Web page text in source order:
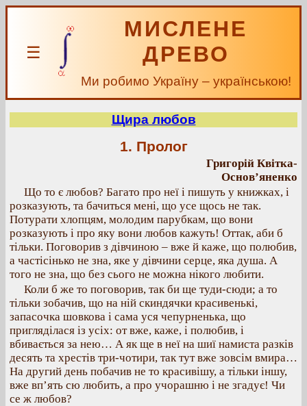
☰
МИСЛЕНЕ
ДРЕВО
Ми робимо Україну – українською!
Щира любов
1. Пролог
Григорій Квітка-
Основ’яненко
Що то є любов? Багато про неї і пишуть у книжках, і
розказують, та бачиться мені, що усе щось не так.
Потурати хлопцям, молодим парубкам, що вони
розказують і про яку вони любов кажуть! Оттак, аби б
тільки. Поговорив з дівчиною – вже й каже, що полюбив,
а частісінько не зна, яке у дівчини серце, яка душа. А
того не зна, що без сього не можна нікого любити.
Коли б же то поговорив, так би ще туди-сюди; а то
тільки зобачив, що на ній скиндячки красивенькі,
запасочка шовкова і сама уся чепурненька, що
пригляділася із усіх: от вже, каже, і полюбив, і
вбивається за нею… А як ще в неї на шиї намиста разків
десять та хрестів три-чотири, так тут вже зовсім вмира…
На другий день побачив не то красивішу, а тільки іншу,
вже вп’ять сю любить, а про учорашню і не згадує! Чи
се ж любов?